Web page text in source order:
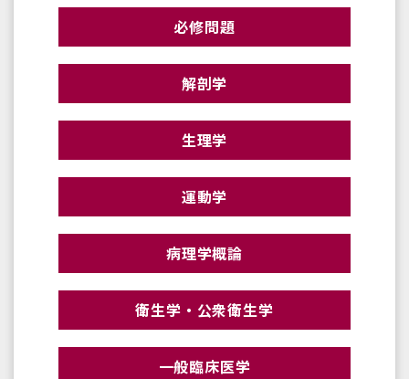
必修問題
解剖学
生理学
運動学
病理学概論
衛生学・公衆衛生学
一般臨床医学